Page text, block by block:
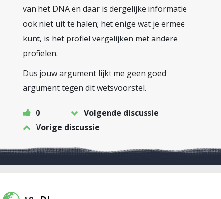
van het DNA en daar is dergelijke informatie
ook niet uit te halen; het enige wat je ermee
kunt, is het profiel vergelijken met andere
profielen.
Dus jouw argument lijkt me geen goed
argument tegen dit wetsvoorstel.
0
Volgende discussie
Vorige discussie